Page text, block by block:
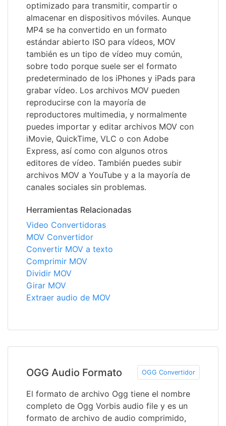
optimizado para transmitir, compartir o
almacenar en dispositivos móviles. Aunque
MP4 se ha convertido en un formato
estándar abierto ISO para vídeos, MOV
también es un tipo de vídeo muy común,
sobre todo porque suele ser el formato
predeterminado de los iPhones y iPads para
grabar vídeo. Los archivos MOV pueden
reproducirse con la mayoría de
reproductores multimedia, y normalmente
puedes importar y editar archivos MOV con
iMovie, QuickTime, VLC o con Adobe
Express, así como con algunos otros
editores de vídeo. También puedes subir
archivos MOV a YouTube y a la mayoría de
canales sociales sin problemas.
Herramientas Relacionadas
Video Convertidoras
MOV Convertidor
Convertir MOV a texto
Comprimir MOV
Dividir MOV
Girar MOV
Extraer audio de MOV
OGG Audio Formato OGG Convertidor
El formato de archivo Ogg tiene el nombre
completo de Ogg Vorbis audio file y es un
formato de archivo de audio comprimido,